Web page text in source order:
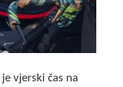
vjerski čas na